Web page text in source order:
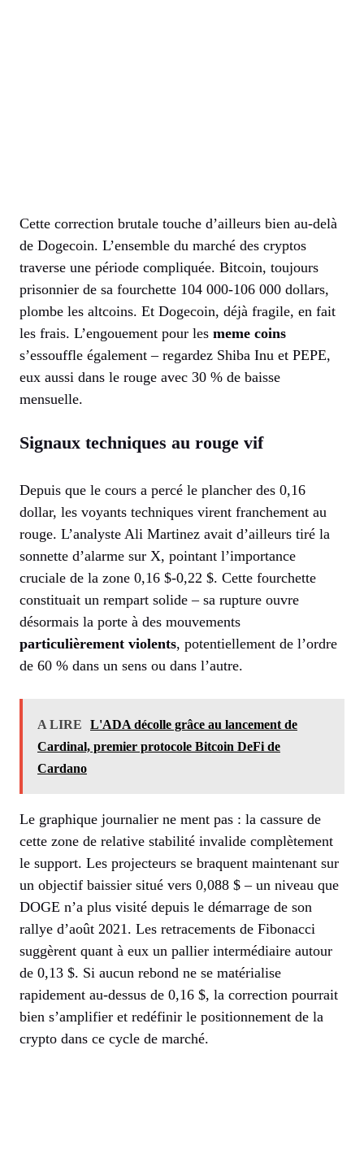
Cette correction brutale touche d’ailleurs bien au-delà
de Dogecoin. L’ensemble du marché des cryptos
traverse une période compliquée. Bitcoin, toujours
prisonnier de sa fourchette 104 000-106 000 dollars,
plombe les altcoins. Et Dogecoin, déjà fragile, en fait
les frais. L’engouement pour les meme coins
s’essouffle également – regardez Shiba Inu et PEPE,
eux aussi dans le rouge avec 30 % de baisse
mensuelle.
Signaux techniques au rouge vif
Depuis que le cours a percé le plancher des 0,16
dollar, les voyants techniques virent franchement au
rouge. L’analyste Ali Martinez avait d’ailleurs tiré la
sonnette d’alarme sur X, pointant l’importance
cruciale de la zone 0,16 $-0,22 $. Cette fourchette
constituait un rempart solide – sa rupture ouvre
désormais la porte à des mouvements
particulièrement violents, potentiellement de l’ordre
de 60 % dans un sens ou dans l’autre.
A LIRE
L'ADA décolle grâce au lancement de
Cardinal, premier protocole Bitcoin DeFi de
Cardano
Le graphique journalier ne ment pas : la cassure de
cette zone de relative stabilité invalide complètement
le support. Les projecteurs se braquent maintenant sur
un objectif baissier situé vers 0,088 $ – un niveau que
DOGE n’a plus visité depuis le démarrage de son
rallye d’août 2021. Les retracements de Fibonacci
suggèrent quant à eux un pallier intermédiaire autour
de 0,13 $. Si aucun rebond ne se matérialise
rapidement au-dessus de 0,16 $, la correction pourrait
bien s’amplifier et redéfinir le positionnement de la
crypto dans ce cycle de marché.